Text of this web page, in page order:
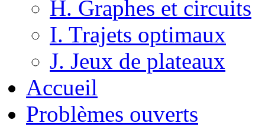
H. Graphes et circuits
I. Trajets optimaux
J. Jeux de plateaux
Accueil
Problèmes ouverts